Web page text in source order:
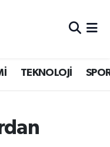
TEKNOLOJİ
Fikstür